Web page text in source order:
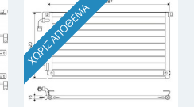
ΧΩΡΊΣ ΑΠΌΘΕΜΑ